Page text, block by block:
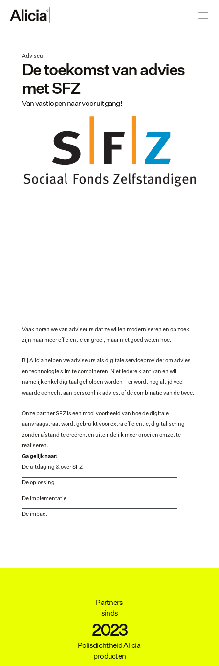
Adviseur
De toekomst van advies
met SFZ
Van vastlopen naar vooruitgang!
Vaak horen we van adviseurs dat ze willen moderniseren en op zoek
zijn naar meer efficiëntie en groei, maar niet goed weten hoe.
Bij Alicia helpen we adviseurs als digitale serviceprovider om advies
en technologie slim te combineren. Niet iedere klant kan en wil
namelijk enkel digitaal geholpen worden – er wordt nog altijd veel
waarde gehecht aan persoonlijk advies, of de combinatie van de twee.
Onze partner SFZ is een mooi voorbeeld van hoe de digitale
aanvraagstraat wordt gebruikt voor extra efficiëntie, digitalisering
zonder afstand te creëren, en uiteindelijk meer groei en omzet te
realiseren.
Ga gelijk naar:
De uitdaging & over SFZ
De oplossing
De implementatie
De impact
Partners
sinds
2023
Polisdichtheid Alicia
producten